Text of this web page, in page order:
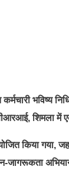
भविष्य
शिमला में
किया गया,
जागरूकता